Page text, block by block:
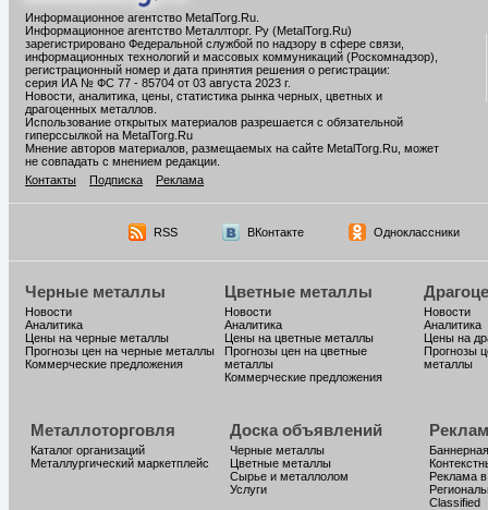
Информационное агентство MetalTorg.Ru
Информационное агентство Металлторг. Ру (MetalTorg.Ru)
зарегистрировано Федеральной службой по надзору в сфере связи,
информационных технологий и массовых коммуникаций (Роскомнадзор),
регистрационный номер и дата принятия решения о регистрации:
серия ИА № ФС 77 - 85704 от 03 августа 2023 г.
Новости, аналитика, цены, статистика рынка черных, цветных и
драгоценных металлов.
Использование открытых материалов разрешается с обязательной
гиперссылкой на MetalTorg.Ru
Мнение авторов материалов, размещаемых на сайте MetalTorg.Ru, может
не совпадать с мнением редакции.
Контакты
Подписка Реклама
RSS ВКонтакте Одноклассники
Черные металлы
Новости
Аналитика
Цены на черные металлы
Прогнозы цен на черные металлы
Коммерческие предложения
Цветные металлы
Новости
Аналитика
Цены на цветные металлы
Прогнозы цен на цветные
металлы
Коммерческие предложения
Новости
Аналитика
Цены на
Прогнозы
металлы
Металлоторговля
Каталог организаций
Металлургический маркетплейс
Доска объявлений
Черные металлы
Цветные металлы
Сырье и металлолом
Услуги
Реклама
Classified